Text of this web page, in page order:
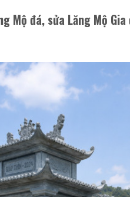
Mộ đá, sửa Lăng Mộ